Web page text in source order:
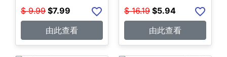
$ 9.99 $7.99
由此查看
$ 16.19 $5.94
由此查看